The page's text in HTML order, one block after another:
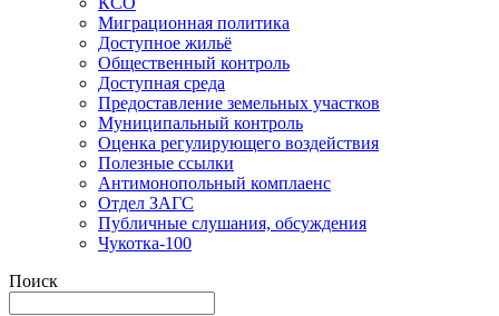
Миграционная политика
Доступное жильё
Общественный контроль
Доступная среда
Предоставление земельных участков
Муниципальный контроль
Оценка регулирующего воздействия
Полезные ссылки
Антимонопольный комплаенс
Отдел ЗАГС
Публичные слушания, обсуждения
Чукотка-100
Поиск